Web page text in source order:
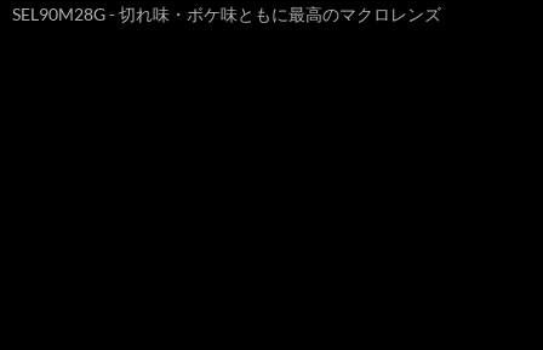
SEL90M28G - 切れ味・ボケ味ともに最高のマクロレンズ